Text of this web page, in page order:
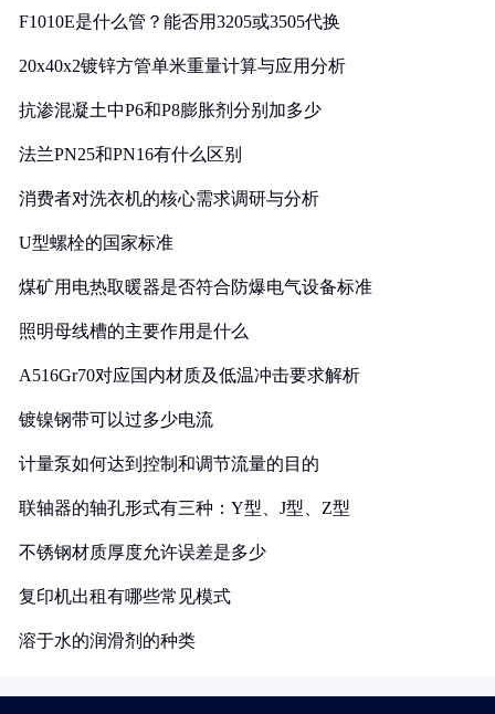
F1010E是什么管？能否用3205或3505代换
20x40x2镀锌方管单米重量计算与应用分析
抗渗混凝土中P6和P8膨胀剂分别加多少
法兰PN25和PN16有什么区别
消费者对洗衣机的核心需求调研与分析
U型螺栓的国家标准
煤矿用电热取暖器是否符合防爆电气设备标准
照明母线槽的主要作用是什么
A516Gr70对应国内材质及低温冲击要求解析
镀镍钢带可以过多少电流
计量泵如何达到控制和调节流量的目的
联轴器的轴孔形式有三种：Y型、J型、Z型
不锈钢材质厚度允许误差是多少
复印机出租有哪些常见模式
溶于水的润滑剂的种类